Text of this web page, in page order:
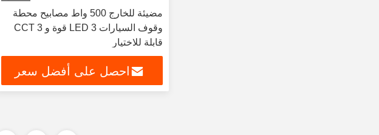
مضيئة للخارج 500 واط مصابيح محطة
وقوف السيارات LED 3 قوة و 3 CCT
قابلة للاختيار
احصل على أفضل سعر